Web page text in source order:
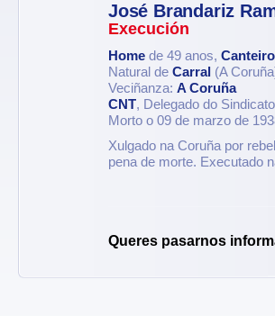
José Brandariz
Execución
Home de 49 anos,
Natural de Carral (A
Veciñanza: A Coruña
CNT, Delegado do
Morto o 09 de marzo de
Xulgado na Coruña por
pena de morte. Executado
Queres pasarnos